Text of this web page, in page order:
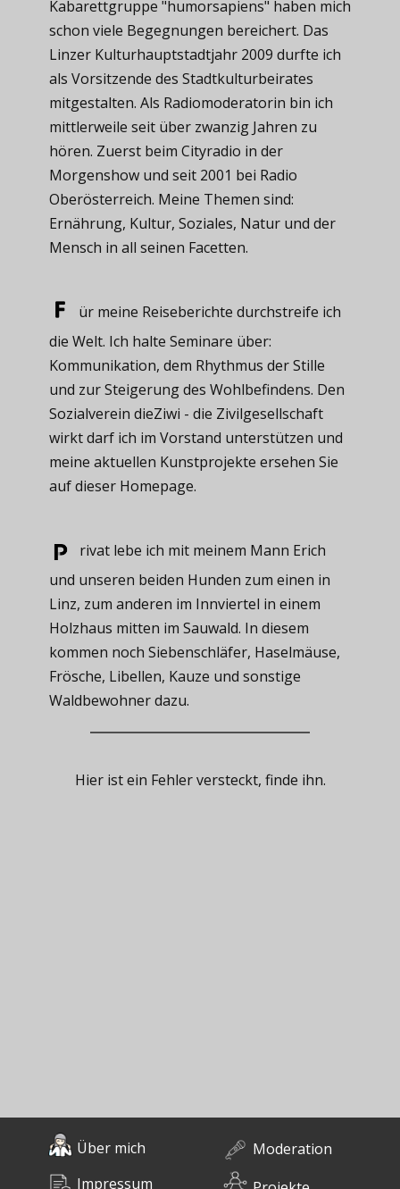
Kabarettgruppe "humorsapiens" haben mich
schon viele Begegnungen bereichert. Das
Linzer Kulturhauptstadtjahr 2009 durfte ich
als Vorsitzende des Stadtkulturbeirates
mitgestalten. Als Radiomoderatorin bin ich
mittlerweile seit über zwanzig Jahren zu
hören. Zuerst beim Cityradio in der
Morgenshow und seit 2001 bei Radio
Oberösterreich. Meine Themen sind:
Ernährung, Kultur, Soziales, Natur und der
Mensch in all seinen Facetten.
ür meine ​Reiseberichte durchstreife ich
die Welt. Ich halte Seminare über:
Kommunikation, dem Rhythmus der Stille
und zur Steigerung des Wohlbefindens. Den
Sozialverein dieZiwi - die Zivilgesellschaft
wirkt darf ich im Vorstand unterstützen und
meine aktuellen Kunstprojekte ersehen Sie
auf dieser Homepage.
rivat ​lebe ich mit meinem Mann Erich
und unseren beiden Hunden zum einen in
Linz, zum anderen im Innviertel in einem
Holzhaus mitten im Sauwald. In diesem
kommen noch Siebenschläfer, Haselmäuse,
Frösche, Libellen, Kauze und sonstige
Waldbewohner dazu.
Hier ist ein Fehler versteckt, finde ihn.
Moderation
Über mich
Impressum